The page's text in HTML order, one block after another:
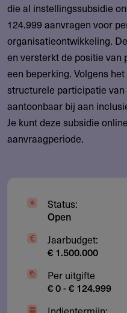
die al instellingssubsidie
124.999 aanvragen voor
organisatieontwikkeling.
en versterkt de positie van
een beperking. Volgens
structurele participatie
aantoonbaar bij aan
Je kunt deze subsidie
aanvraagperiode.
Status:
Open
Jaarbudget:
€ 1.500.000
Per uitgifte
€ 0 - € 124.999